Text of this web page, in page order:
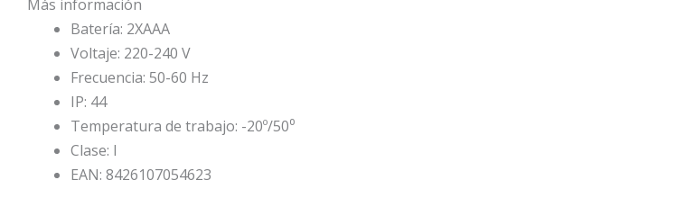
Más información
Batería: 2XAAA
Voltaje: 220-240 V
Frecuencia: 50-60 Hz
IP: 44
Temperatura de trabajo: -20º/50⁰
Clase: I
EAN: 8426107054623